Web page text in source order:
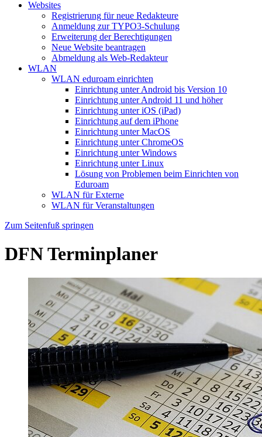
Websites
Registrierung für neue Redakteure
Anmeldung zur TYPO3-Schulung
Erweiterung der Berechtigungen
Neue Website beantragen
Abmeldung als Web-Redakteur
WLAN
WLAN eduroam einrichten
Einrichtung unter Android bis Version 10
Einrichtung unter Android 11 und höher
Einrichtung unter iOS (iPad)
Einrichtung auf dem iPhone
Einrichtung unter MacOS
Einrichtung unter ChromeOS
Einrichtung unter Windows
Einrichtung unter Linux
Lösung von Problemen beim Einrichten von
Eduroam
WLAN für Externe
WLAN für Veranstaltungen
Zum Seitenfuß springen
DFN Terminplaner